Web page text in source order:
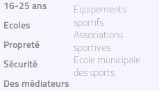
16-25 ans
Ecoles
Propreté
Sécurité
Des médiateurs
Equipements
sportifs
Associations
sportives
Ecole municipale
des sports